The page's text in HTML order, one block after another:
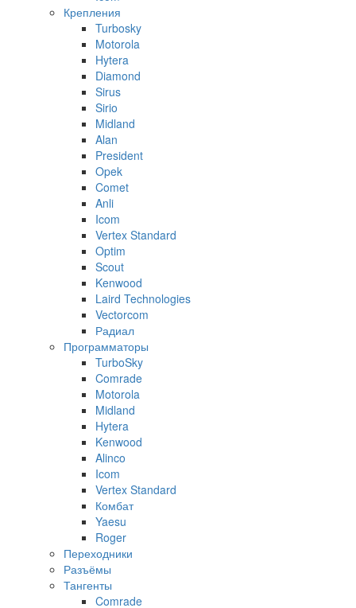
Крепления
Turbosky
Motorola
Hytera
Diamond
Sirus
Sirio
Midland
Alan
President
Opek
Comet
Anli
Icom
Vertex Standard
Optim
Scout
Kenwood
Laird Technologies
Vectorcom
Радиал
Программаторы
TurboSky
Comrade
Motorola
Midland
Hytera
Kenwood
Alinco
Icom
Vertex Standard
Комбат
Yaesu
Roger
Переходники
Разъёмы
Тангенты
Comrade